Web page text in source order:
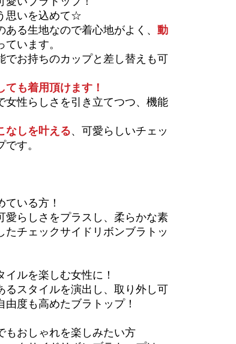
思いを込めて☆
る生地なので着心地がよく、 動
ています。
でお持ちのカップと差し替えも可
も着用頂けます！
女性らしさを引き立てつつ、機能
なしを叶える、可愛らしいチェッ
す。
ている方！
愛らしさをプラスし、柔らかな素
チェックサイドリボンブラトッ
イルを楽しむ女性に！
るスタイルを演出し、取り外し可
度も高めたブラトップ！
もおしゃれを楽しみたい方